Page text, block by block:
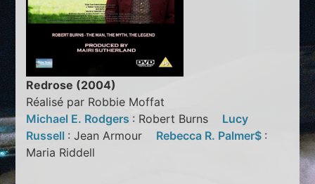
Redrose (2004)
Réalisé par Robbie Moffat
Michael E. Rodgers : Robert Burns Lucy
Russell : Jean Armour Rebecca R. Palmer$ :
Maria Riddell